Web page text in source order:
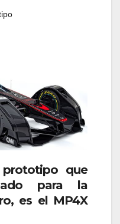
que
para la
es el MP4X